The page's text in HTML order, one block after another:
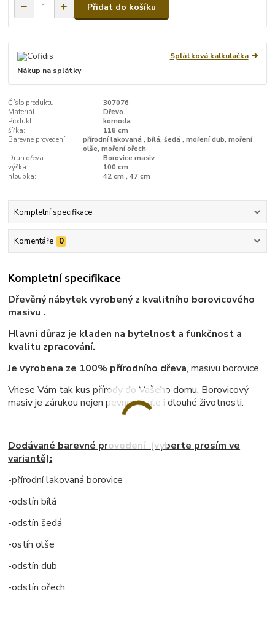
Přidat do košíku
Splátková kalkulačka
Nákup na splátky
Číslo produktu:
307076
Materiál:
Dřevo
Produkt:
komoda
šířka:
118 cm
Barevné provedení:
přírodní lakovaná , bílá, šedá , moření dub, moření
olše, moření ořech
Druh dřeva:
Borovice masiv
výška:
100 cm
hloubka:
42 cm , 47 cm
Kompletní specifikace
Komentáře 0
Kompletní specifikace
Dřevěný nábytek vyrobený z kvalitního borovicového
masivu .
Hlavní důraz je kladen na bytelnost a funkčnost a
kvalitu zpracování.
Je vyrobena ze 100% přírodního dřeva, masivu borovice.
Vnese Vám tak kus přírody do Vašeho domu. Borovicový
masiv je zárukou nejen pevnosti, ale i dlouhé životnosti.
Dodávané barevné provedení (vyberte prosím ve
variantě):
-přírodní lakovaná borovice
-odstín bílá
-odstín šedá
-ostín olše
-odstín dub
-odstín ořech